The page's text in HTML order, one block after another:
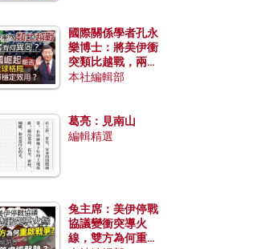
國際關係學者孔永
樂博士：將美伊衝
突類比越戰，兩者
有何異同？中國崛
本社編輯部
葛亮：見南山
編輯精選
兔主席：美伊停戰
協議變衝突導火
線，雙方為何重啟